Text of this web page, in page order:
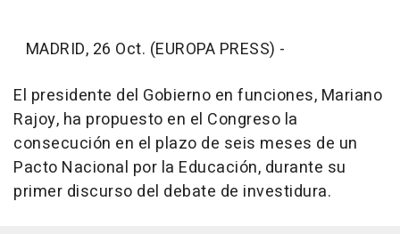
MADRID, 26 Oct. (EUROPA PRESS) -
El presidente del Gobierno en funciones, Mariano
Rajoy, ha propuesto en el Congreso la
consecución en el plazo de seis meses de un
Pacto Nacional por la Educación, durante su
primer discurso del debate de investidura.